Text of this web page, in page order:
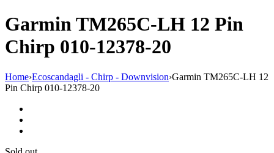
Garmin TM265C-LH 12 Pin
Chirp 010-12378-20
Home›Ecoscandagli - Chirp - Downvision›Garmin TM265C-LH 12
Pin Chirp 010-12378-20